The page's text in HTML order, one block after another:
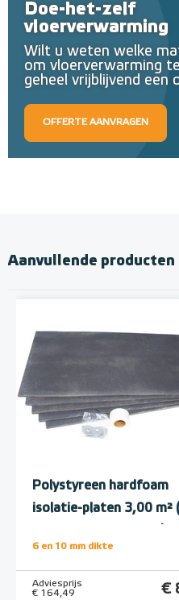
Doe-het-zelf
vloerverwarming
Wilt u weten welke
om vloerverwarming
geheel vrijblijvend een
OFFERTE AANVRAGEN
Aanvullende producten
Polystyreen hardfoam
isolatie-platen 3,00 m²
6 en 10 mm dikte
Adviesprijs
€ 164,49
€